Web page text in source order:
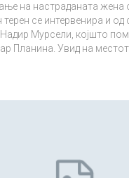
на настраданата жена
терен се интервенира и од
Мурсели, којшто
Планина. Увид на